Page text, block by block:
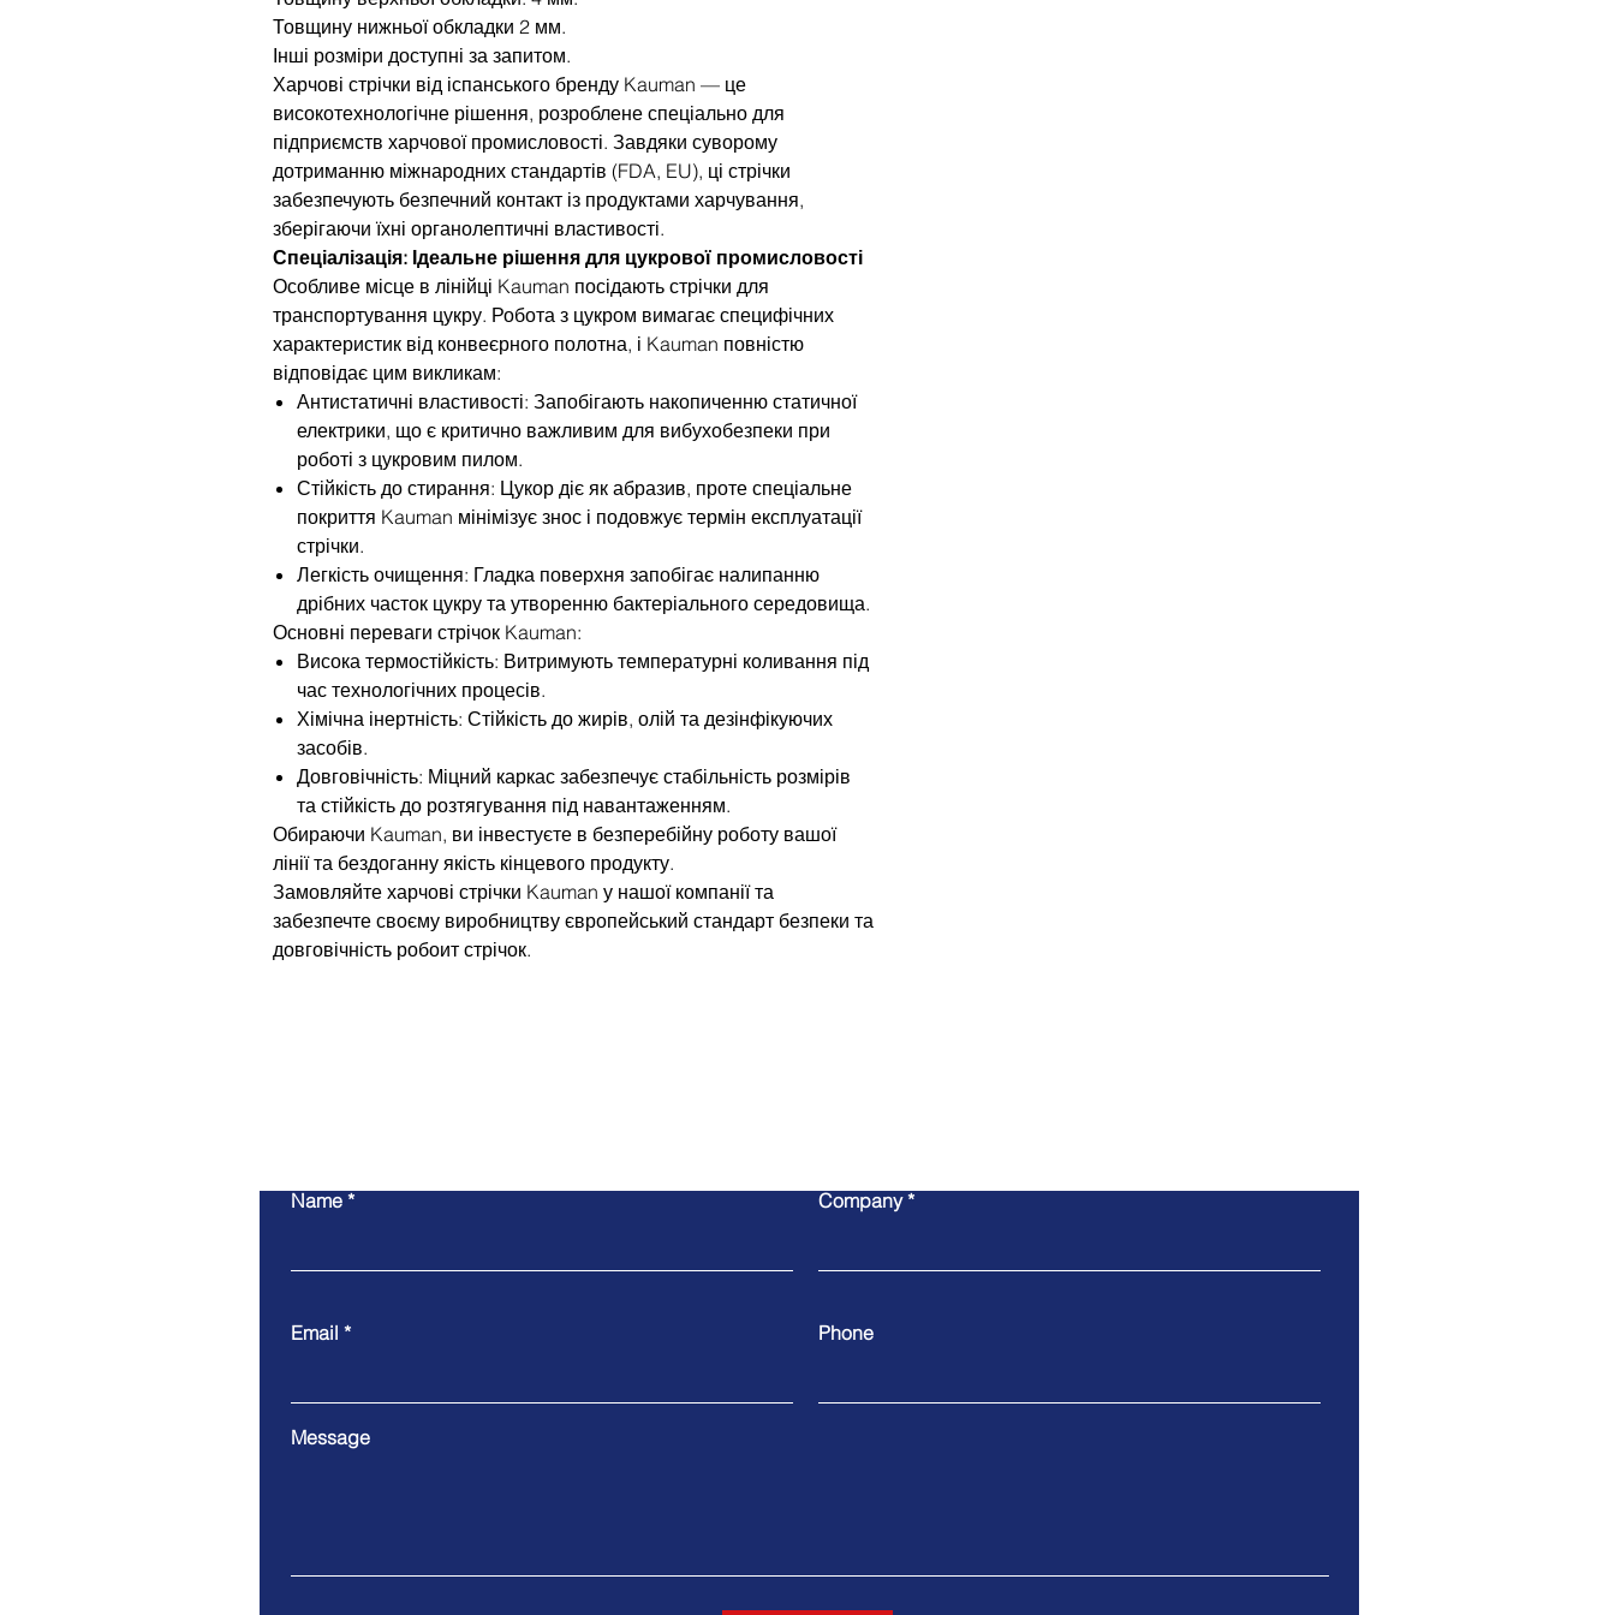
Товщину нижньої обкладки 2 мм.
Інші розміри доступні за запитом.
Харчові стрічки від іспанського бренду Kauman — це
високотехнологічне рішення, розроблене спеціально для
підприємств харчової промисловості. Завдяки суворому
дотриманню міжнародних стандартів (FDA, EU), ці стрічки
забезпечують безпечний контакт із продуктами харчування,
зберігаючи їхні органолептичні властивості.
Спеціалізація: Ідеальне рішення для цукрової промисловості
Особливе місце в лінійці Kauman посідають стрічки для
транспортування цукру. Робота з цукром вимагає специфічних
характеристик від конвеєрного полотна, і Kauman повністю
відповідає цим викликам:
Антистатичні властивості: Запобігають накопиченню статичної
електрики, що є критично важливим для вибухобезпеки при
роботі з цукровим пилом.
Стійкість до стирання: Цукор діє як абразив, проте спеціальне
покриття Kauman мінімізує знос і подовжує термін експлуатації
стрічки.
Легкість очищення: Гладка поверхня запобігає налипанню
дрібних часток цукру та утворенню бактеріального середовища.
Основні переваги стрічок Kauman:
Висока термостійкість: Витримують температурні коливання під
час технологічних процесів.
Хімічна інертність: Стійкість до жирів, олій та дезінфікуючих
засобів.
Довговічність: Міцний каркас забезпечує стабільність розмірів
та стійкість до розтягування під навантаженням.
Обираючи Kauman, ви інвестуєте в безперебійну роботу вашої
лінії та бездоганну якість кінцевого продукту.
Замовляйте харчові стрічки Kauman у нашої компанії та
забезпечте своєму виробництву європейський стандарт безпеки та
довговічність робоит стрічок.
Name Company
Email Phone
Message